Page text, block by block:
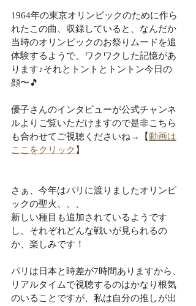
1964年の東京オリンピックのために作ら
れたこの曲、収録していると、なんだか
当時のオリンピックのお祭りムードを追
体験するようで、ワクワクした記憶があ
ります♪それとトントとトントン今日の
顔〜🎵
優子さんのインタビューが公式チャンネ
ルよりご覧いただけますので是非こちら
も合わせてご視聴くださいね→【動画は
ここをクリック 】
さぁ、今年はパリに渡りましたオリンピ
ックの聖火、、、
新しい種目も追加されているようです
し、それぞれどんな戦いが見られるの
か、楽しみです！
パリは日本と時差が7時間ありますから、
リアルタイムで視聴するのはかなり根気
のいることですが、私は自分の推しが出